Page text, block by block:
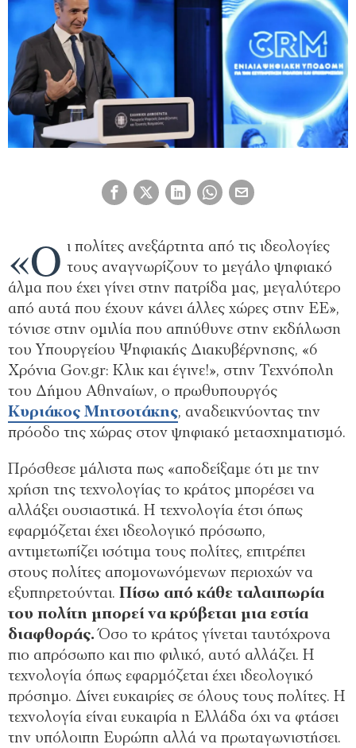
«O ι πολίτες ανεξάρτητα από τις ιδεολογίες
τους αναγνωρίζουν το μεγάλο ψηφιακό
άλμα που έχει γίνει στην πατρίδα μας, μεγαλύτερο
από αυτά που έχουν κάνει άλλες χώρες στην ΕΕ»,
τόνισε στην ομιλία που απηύθυνε στην εκδήλωση
του Υπουργείου Ψηφιακής Διακυβέρνησης, «6
Χρόνια Gov.gr: Kλικ και έγινε!», στην Τεχνόπολη
του Δήμου Αθηναίων, ο πρωθυπουργός
Κυριάκος Μητσοτάκης, αναδεικνύοντας την
πρόοδο της χώρας στον ψηφιακό μετασχηματισμό.
Πρόσθεσε μάλιστα πως «αποδείξαμε ότι με την
χρήση της τεχνολογίας το κράτος μπορέσει να
αλλάξει ουσιαστικά. Η τεχνολογία έτσι όπως
εφαρμόζεται έχει ιδεολογικό πρόσωπο,
αντιμετωπίζει ισότιμα τους πολίτες, επιτρέπει
στους πολίτες απομονωνόμενων περιοχών να
εξυπηρετούνται. Πίσω από κάθε ταλαιπωρία
του πολίτη μπορεί να κρύβεται μια εστία
διαφθοράς. Όσο το κράτος γίνεται ταυτόχρονα
πιο απρόσωπο και πιο φιλικό, αυτό αλλάζει. Η
τεχνολογία όπως εφαρμόζεται έχει ιδεολογικό
πρόσημο. Δίνει ευκαιρίες σε όλους τους πολίτες. Η
τεχνολογία είναι ευκαιρία η Ελλάδα όχι να φτάσει
την υπόλοιπη Ευρώπη αλλά να πρωταγωνιστήσει.